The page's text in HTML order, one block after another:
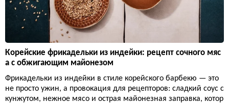
Корейские фрикадельки из индейки: рецепт сочного мяс
а с обжигающим майонезом
Фрикадельки из индейки в стиле корейского барбекю — это
не просто ужин, а провокация для рецепторов: сладкий соус с
кунжутом, нежное мясо и острая майонезная заправка, котор